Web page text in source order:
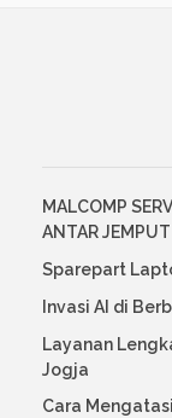
MALCOMP
ANTAR
Sparepart
Invasi AI di
Layanan
Jogja
Cara